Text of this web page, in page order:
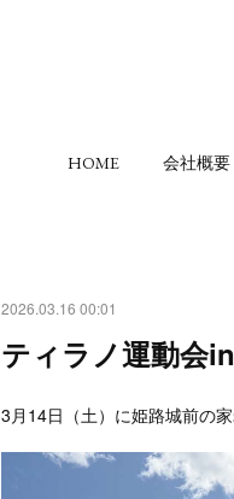
HOME 会社概要
2026.03.16 00:01
ティラノ運動会
3月14日（土）に姫路城前の